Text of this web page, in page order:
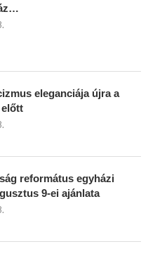
eleganciája újra a
református egyházi
9-ei ajánlata